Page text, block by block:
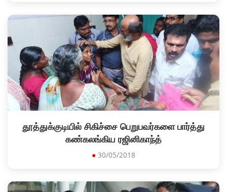
தூத்துக்குடியில் சிகிச்சை பெறுபவர்களை பார்த்து
கண்கலங்கிய ரஜினிகாந்த்
● 30/05/2018